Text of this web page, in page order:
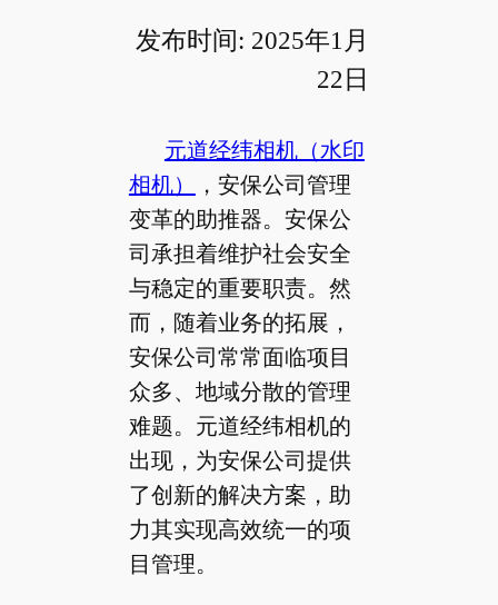
发布时间: 2025年1月
22日
元道经纬相机（水印
相机）
，安保公司管理
变革的助推器。安保公
司承担着维护社会安全
与稳定的重要职责。然
而，随着业务的拓展，
安保公司常常面临项目
众多、地域分散的管理
难题。元道经纬相机的
出现，为安保公司提供
了创新的解决方案，助
力其实现高效统一的项
目管理。